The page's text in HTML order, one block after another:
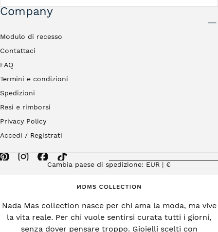
Company
Modulo di recesso
Contattaci
FAQ
Termini e condizioni
Spedizioni
Resi e rimborsi
Privacy Policy
Accedi / Registrati
Cambia paese di spedizione: EUR | €
Nada Mas collection nasce per chi ama la moda, ma vive
la vita reale. Per chi vuole sentirsi curata tutti i giorni,
senza dover pensare troppo. Gioielli scelti con